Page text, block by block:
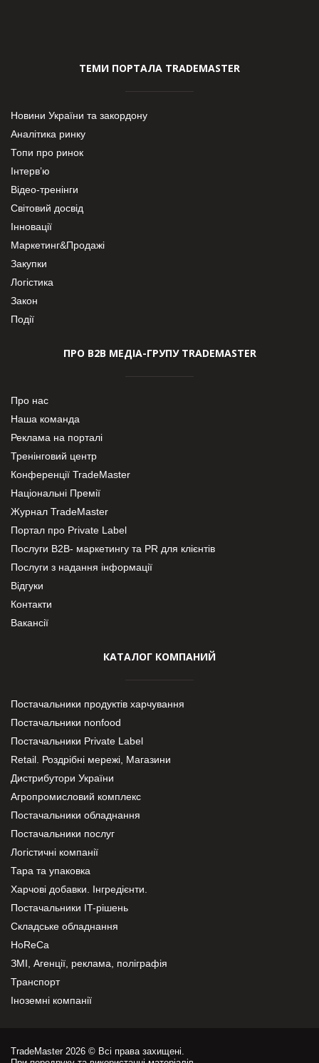
ТЕМИ ПОРТАЛА TRADEMASTER
Новини України та закордону
Аналітика ринку
Топи про ринок
Інтерв’ю
Відео-тренінги
Світовий досвід
Інновації
Маркетинг&Продажі
Закупки
Логістика
Закон
Події
ПРО В2В МЕДІА-ГРУПУ TRADEMASTER
Про нас
Наша команда
Реклама на порталі
Тренінговий центр
Конференції TradeMaster
Національні Премії
Журнал TradeMaster
Портал про Private Label
Послуги В2В- маркетингу та PR для клієнтів
Послуги з надання інформації
Відгуки
Контакти
Вакансії
КАТАЛОГ КОМПАНИЙ
Постачальники продуктів харчування
Постачальники nonfood
Постачальники Private Label
Retail. Роздрібні мережі, Магазини
Дистрибутори України
Агропромисловий комплекс
Постачальники обладнання
Постачальники послуг
Логістичні компанії
Тара та упаковка
Харчові добавки. Інгредієнти.
Постачальники IT-рішень
Складське обладнання
HoReCa
ЗМІ, Агенції, реклама, поліграфія
Транспорт
Іноземні компанії
TradeMaster 2026 © Всі права захищені.